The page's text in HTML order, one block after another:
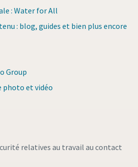
: Water for All
: blog, guides et bien plus encore
Group
photo et vidéo
relatives au travail au contact